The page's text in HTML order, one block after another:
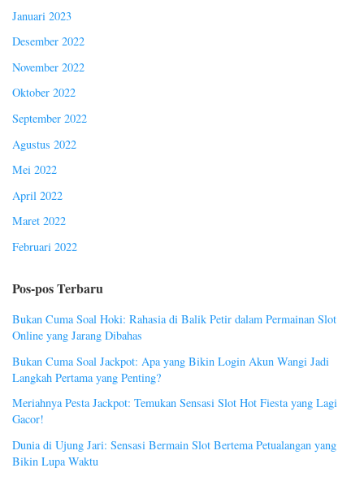
Januari 2023
Desember 2022
November 2022
Oktober 2022
September 2022
Agustus 2022
Mei 2022
April 2022
Maret 2022
Februari 2022
Pos-pos Terbaru
Bukan Cuma Soal Hoki: Rahasia di Balik Petir dalam Permainan Slot
Online yang Jarang Dibahas
Bukan Cuma Soal Jackpot: Apa yang Bikin Login Akun Wangi Jadi
Langkah Pertama yang Penting?
Meriahnya Pesta Jackpot: Temukan Sensasi Slot Hot Fiesta yang Lagi
Gacor!
Dunia di Ujung Jari: Sensasi Bermain Slot Bertema Petualangan yang
Bikin Lupa Waktu